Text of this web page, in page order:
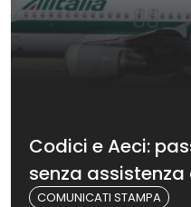
Codici e Aeci:
senza
COMUNICATI STAMPA